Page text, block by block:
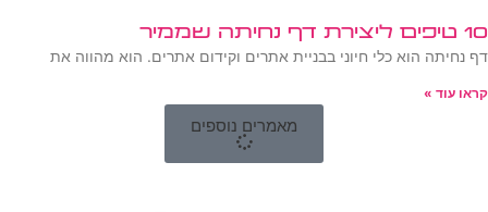
10 טיפים ליצירת דף נחיתה שממיר
דף נחיתה הוא כלי חיוני בבניית אתרים וקידום אתרים. הוא מהווה את
קראו עוד »
מאמרים נוספים